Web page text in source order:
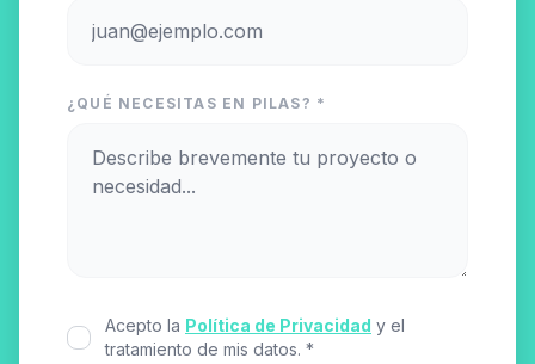
¿QUÉ NECESITAS EN PILAS? *
Acepto la Política de Privacidad y el
tratamiento de mis datos. *